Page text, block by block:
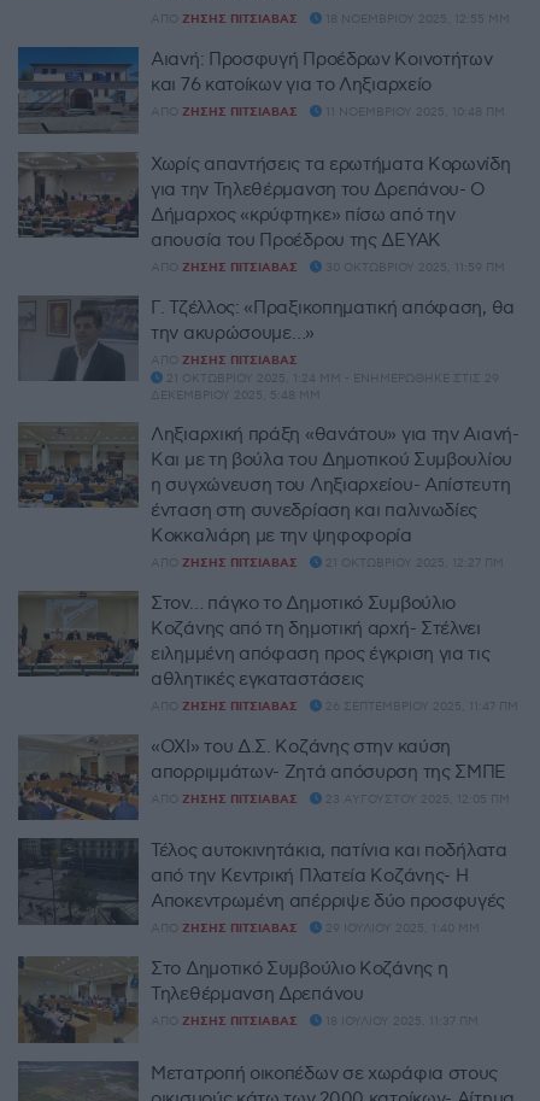
ΑΠΌ ΖΉΣΗΣ ΠΙΤΣΙΆΒΑΣ 18 ΝΟΕΜΒΡΊΟΥ 2025, 12:55 ΜΜ
Αιανή: Προσφυγή Προέδρων Κοινοτήτων
και 76 κατοίκων για το Ληξιαρχείο
ΑΠΌ ΖΉΣΗΣ ΠΙΤΣΙΆΒΑΣ 11 ΝΟΕΜΒΡΊΟΥ 2025, 10:48 ΠΜ
Χωρίς απαντήσεις τα ερωτήματα Κορωνίδη
για την Τηλεθέρμανση του Δρεπάνου- Ο
Δήμαρχος «κρύφτηκε» πίσω από την
απουσία του Προέδρου της ΔΕΥΑΚ
ΑΠΌ ΖΉΣΗΣ ΠΙΤΣΙΆΒΑΣ 30 ΟΚΤΩΒΡΊΟΥ 2025, 11:59 ΠΜ
Γ. Τζέλλος: «Πραξικοπηματική απόφαση, θα
την ακυρώσουμε…»
ΑΠΌ ΖΉΣΗΣ ΠΙΤΣΙΆΒΑΣ
21 ΟΚΤΩΒΡΊΟΥ 2025, 1:24 ΜΜ - ΕΝΗΜΕΡΏΘΗΚΕ ΣΤΙΣ 29
ΔΕΚΕΜΒΡΊΟΥ 2025, 5:48 ΜΜ
Ληξιαρχική πράξη «θανάτου» για την Αιανή-
Και με τη βούλα του Δημοτικού Συμβουλίου
η συγχώνευση του Ληξιαρχείου- Απίστευτη
ένταση στη συνεδρίαση και παλινωδίες
Κοκκαλιάρη με την ψηφοφορία
ΑΠΌ ΖΉΣΗΣ ΠΙΤΣΙΆΒΑΣ 21 ΟΚΤΩΒΡΊΟΥ 2025, 12:27 ΠΜ
Στον… πάγκο το Δημοτικό Συμβούλιο
Κοζάνης από τη δημοτική αρχή- Στέλνει
ειλημμένη απόφαση προς έγκριση για τις
αθλητικές εγκαταστάσεις
ΑΠΌ ΖΉΣΗΣ ΠΙΤΣΙΆΒΑΣ 26 ΣΕΠΤΕΜΒΡΊΟΥ 2025, 11:47 ΠΜ
«ΟΧΙ» του Δ.Σ. Κοζάνης στην καύση
απορριμμάτων- Ζητά απόσυρση της ΣΜΠΕ
ΑΠΌ ΖΉΣΗΣ ΠΙΤΣΙΆΒΑΣ 23 ΑΥΓΟΎΣΤΟΥ 2025, 12:05 ΠΜ
Τέλος αυτοκινητάκια, πατίνια και ποδήλατα
από την Κεντρική Πλατεία Κοζάνης- Η
Αποκεντρωμένη απέρριψε δύο προσφυγές
ΑΠΌ ΖΉΣΗΣ ΠΙΤΣΙΆΒΑΣ 29 ΙΟΥΛΊΟΥ 2025, 1:40 ΜΜ
Στο Δημοτικό Συμβούλιο Κοζάνης η
Τηλεθέρμανση Δρεπάνου
ΑΠΌ ΖΉΣΗΣ ΠΙΤΣΙΆΒΑΣ 18 ΙΟΥΛΊΟΥ 2025, 11:37 ΠΜ
Μετατροπή οικοπέδων σε χωράφια στους